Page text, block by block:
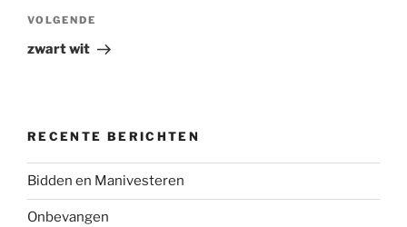
Volgend
bericht
VOLGENDE
zwart wit
RECENTE BERICHTEN
Bidden en Manivesteren
Onbevangen